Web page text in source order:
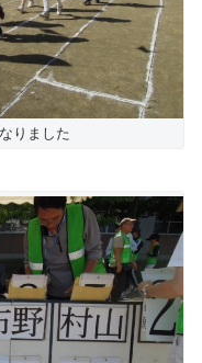
りました